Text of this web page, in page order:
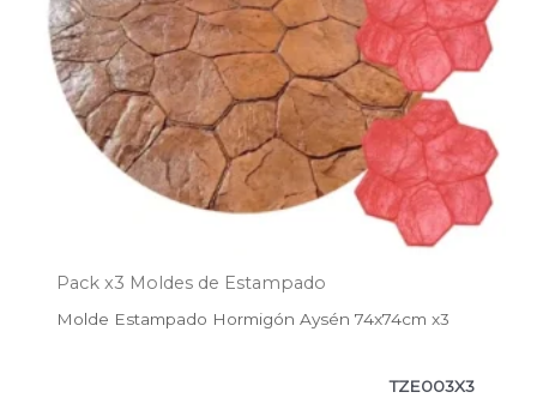
Pack x3 Moldes de Estampado
Molde Estampado Hormigón Aysén 74x74cm x3
TZE003X3